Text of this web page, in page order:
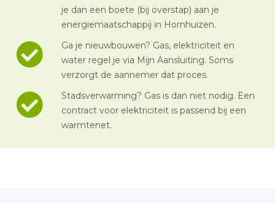
je dan een boete (bij overstap) aan je
energiemaatschappij in Hornhuizen.
Ga je nieuwbouwen? Gas, elektriciteit en
water regel je via Mijn Aansluiting. Soms
verzorgt de aannemer dat proces.
Stadsverwarming? Gas is dan niet nodig. Een
contract voor elektriciteit is passend bij een
warmtenet.